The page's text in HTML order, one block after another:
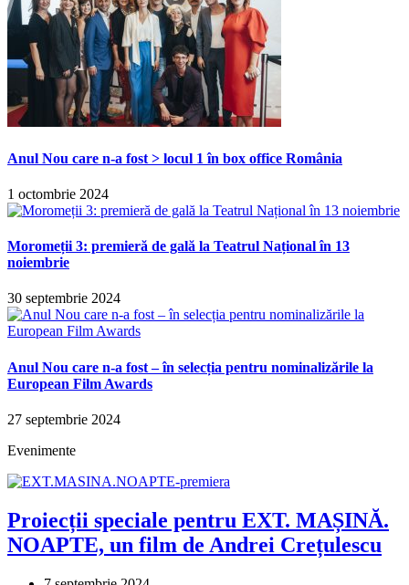
Anul Nou care n-a fost > locul 1 în box office România
1 octombrie 2024
Moromeții 3: premieră de gală la Teatrul Național în 13
noiembrie
30 septembrie 2024
Anul Nou care n-a fost – în selecția pentru nominalizările la
European Film Awards
27 septembrie 2024
Evenimente
Proiecții speciale pentru EXT. MAȘINĂ.
NOAPTE, un film de Andrei Crețulescu